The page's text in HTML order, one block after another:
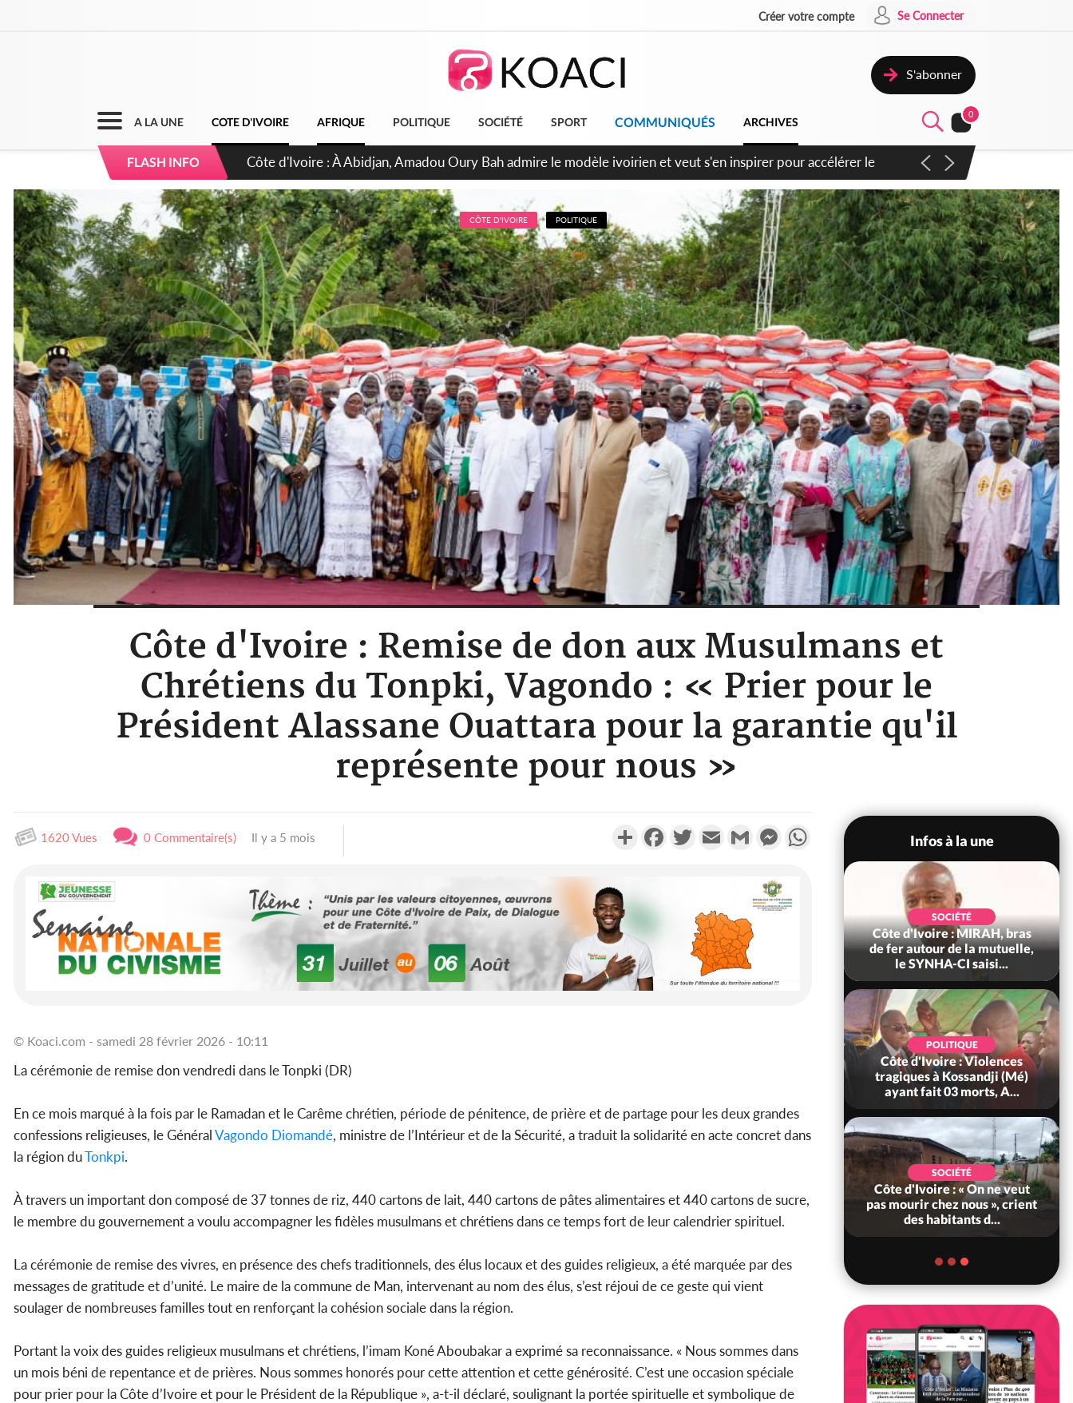
Créer votre compte Se Connecter
S'abonner
A LA UNE COTE D'IVOIRE AFRIQUE POLITIQUE SOCIÉTÉ SPORT COMMUNIQUÉS ARCHIVES
0
FLASH INFO
Côte d'Ivoire : 23 milliards FCFA de la France pour le métro d'Abidjan et les Agoras : un nouveau coup
d'accélérateur aux projets structurants
CÔTE D'IVOIRE POLITIQUE
Côte d'Ivoire : Remise de don aux Musulmans et
Chrétiens du Tonpki, Vagondo : « Prier pour le
Président Alassane Ouattara pour la garantie qu'il
représente pour nous »
1620 Vues 0 Commentaire(s) Il y a 5 mois PartagerFacebookTwitterEmail Gmail MessengerWhatsApp
© Koaci.com - samedi 28 février 2026 - 10:11
La cérémonie de remise don vendredi dans le Tonpki (DR)
En ce mois marqué à la fois par le Ramadan et le Carême chrétien, période de pénitence, de prière et de partage pour les deux grandes
confessions religieuses, le GénéralVagondo Diomandé, ministre de l’Intérieur et de la Sécurité, a traduit la solidarité en acte concret dans
la région duTonkpi.
À travers un important don composé de 37 tonnes de riz, 440 cartons de lait, 440 cartons de pâtes alimentaires et 440 cartons de sucre,
le membre du gouvernement a voulu accompagner les fidèles musulmans et chrétiens dans ce temps fort de leur calendrier spirituel.
La cérémonie de remise des vivres, en présence des chefs traditionnels, des élus locaux et des guides religieux, a été marquée par des
messages de gratitude et d’unité. Le maire de la commune de Man, intervenant au nom des élus, s’est réjoui de ce geste qui vient
soulager de nombreuses familles tout en renforçant la cohésion sociale dans la région.
Portant la voix des guides religieux musulmans et chrétiens, l’imam Koné Aboubakar a exprimé sa reconnaissance. « Nous sommes dans
un mois béni de repentance et de prières. Nous sommes honorés pour cette attention et cette générosité. C’est une occasion spéciale
pour prier pour la Côte d’Ivoire et pour le Président de la République », a-t-il déclaré, soulignant la portée spirituelle et symbolique de
Infos à la une
POLITIQUE
Côte d'Ivoire : Fête nationale,
Alassane Ouattara accorde
la grâce à 4 661...
Mamadou Traoré ex
conseiller de Soro a recou...
SOCIÉTÉ
Côte d'Ivoire : Fin du rachat
des 100 000 tonnes de cacao,
le SYNARFA-CI co...
FCFA de la France pour le
métro d'Abidjan et l...
SOCIÉTÉ
Côte d'Ivoire : MIRAH, bras
de fer autour de la mutuelle,
le SYNHA-CI saisi...
POLITIQUE
Côte d'Ivoire : Violences
tragiques à Kossandji (Mé)
ayant fait 03 morts, A...
SOCIÉTÉ
Côte d'Ivoire : « On ne veut
pas mourir chez nous », crient
des habitants d...